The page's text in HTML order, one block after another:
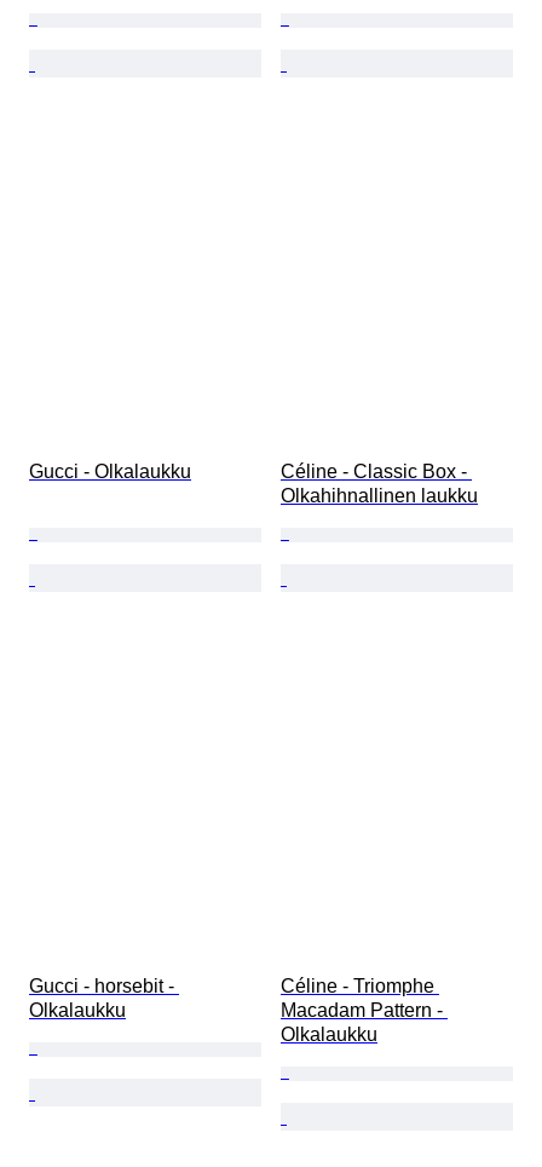
Gucci - Olkalaukku
Céline - Classic Box -
Olkahihnallinen laukku
Gucci - horsebit -
Olkalaukku
Céline - Triomphe
Macadam Pattern -
Olkalaukku